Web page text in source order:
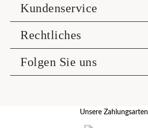
Kundenservice
Rechtliches
Folgen Sie uns
Unsere Zahlungsarten